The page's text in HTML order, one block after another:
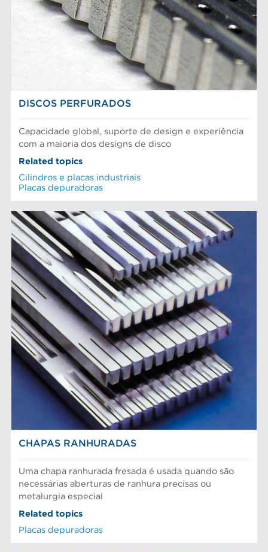
DISCOS PERFURADOS
Capacidade global, suporte de design e experiência
com a maioria dos designs de disco
Related topics
Cilindros e placas industriais
Placas depuradoras
CHAPAS RANHURADAS
Uma chapa ranhurada fresada é usada quando são
necessárias aberturas de ranhura precisas ou
metalurgia especial
Related topics
Placas depuradoras